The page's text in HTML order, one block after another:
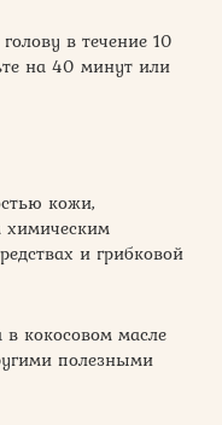
в течение 10
на 40 минут или
кожи,
химическим
и грибковой
кокосовом масле
полезными